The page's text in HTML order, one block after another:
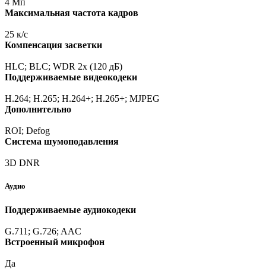
4 Мп
Максимальная частота кадров
25 к/с
Компенсация засветки
HLC; BLC; WDR 2x (120 дБ)
Поддерживаемые видеокодеки
H.264; H.265; H.264+; H.265+; MJPEG
Дополнительно
ROI; Defog
Система шумоподавления
3D DNR
Аудио
Поддерживаемые аудиокодеки
G.711; G.726; AAC
Встроенный микрофон
Да